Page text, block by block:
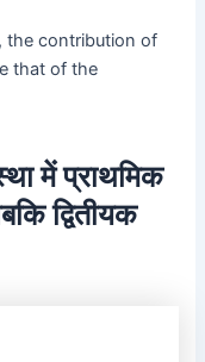
the contribution of
that of the
में प्राथमिक
द्वितीयक